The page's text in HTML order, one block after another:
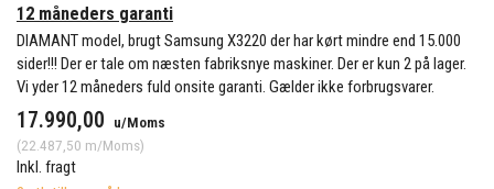
12 måneders garanti
DIAMANT model, brugt Samsung X3220 der har kørt mindre end 15.000
sider!!! Der er tale om næsten fabriksnye maskiner. Der er kun 2 på lager.
Vi yder 12 måneders fuld onsite garanti. Gælder ikke forbrugsvarer.
17.990,00
u/Moms
(22.487,50 m/Moms)
Inkl. fragt